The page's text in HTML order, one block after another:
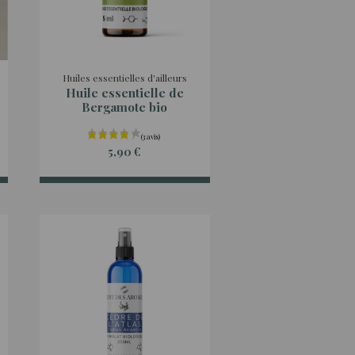
Huiles essentielles d'ailleurs
Huile essentielle de
Bergamote bio
5,90 €